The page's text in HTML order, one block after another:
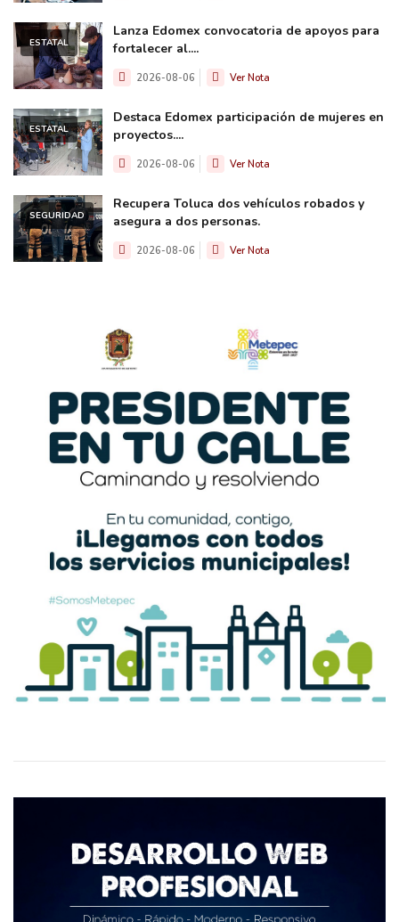
ESTATAL
Lanza Edomex convocatoria de apoyos para
fortalecer al....
2026-08-06 Ver Nota
ESTATAL
Destaca Edomex participación de mujeres en
proyectos....
2026-08-06 Ver Nota
SEGURIDAD
Recupera Toluca dos vehículos robados y
asegura a dos personas.
2026-08-06 Ver Nota